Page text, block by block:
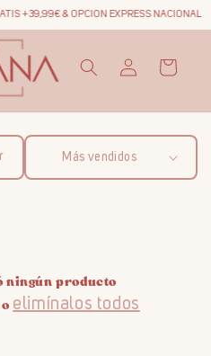
+39,99€ & OPCION EXPRESS NACIONAL
sesión
Carrito
ningún producto
elimínalos todos